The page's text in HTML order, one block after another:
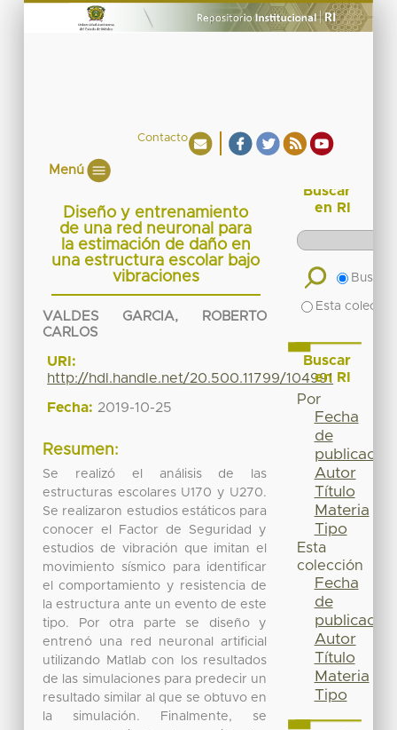
Contacto
Menú
Diseño y entrenamiento
de una red neuronal para
la estimación de daño en
una estructura escolar bajo
vibraciones
VALDES GARCIA, ROBERTO
CARLOS
URI:
http://hdl.handle.net/20.500.11799/104991
Fecha: 2019-10-25
Resumen:
Se realizó el análisis de las
estructuras escolares U170 y U270.
Se realizaron estudios estáticos para
conocer el Factor de Seguridad y
estudios de vibración que imitan el
movimiento sísmico para identificar
el comportamiento y resistencia de
la estructura ante un evento de este
tipo. Por otra parte se diseño y
entrenó una red neuronal artificial
utilizando Matlab con los resultados
de las simulaciones para predecir un
resultado similar al que se obtuvo en
la simulación. Finalmente, se
Buscar
en RI
Buscar
Esta
Buscar
en RI
Por
Fecha
de
publicación
Autor
Título
Materia
Tipo
Esta
colección
Fecha
de
publicación
Autor
Título
Materia
Tipo